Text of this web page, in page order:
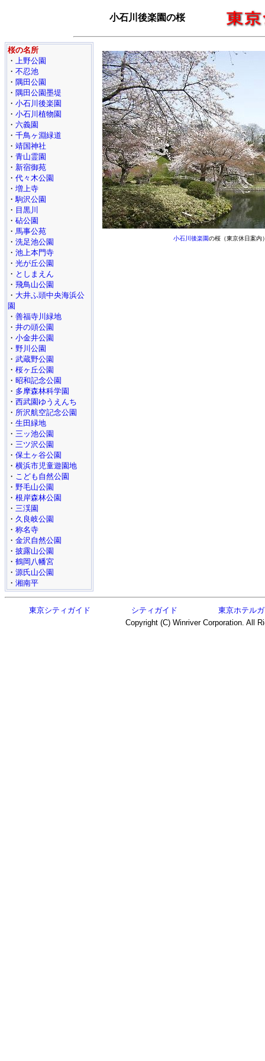
小石川後楽園の桜
桜の名所
・ 上野公園
・ 不忍池
・ 隅田公園
・ 隅田公園墨堤
・ 小石川後楽園
・ 小石川植物園
・ 六義園
・ 千鳥ヶ淵緑道
・ 靖国神社
・ 青山霊園
・ 新宿御苑
・ 代々木公園
・ 増上寺
・駒沢公園
・ 目黒川
・ 砧公園
・ 馬事公苑
・ 洗足池公園
・ 池上本門寺
・ 光が丘公園
・ としまえん
・ 飛鳥山公園
・ 大井ふ頭中央海浜公
園
・ 善福寺川緑地
・ 井の頭公園
・ 小金井公園
・ 野川公園
・ 武蔵野公園
・ 桜ヶ丘公園
・ 昭和記念公園
・ 多摩森林科学園
・ 西武園ゆうえんち
・ 所沢航空記念公園
・ 生田緑地
・ 三ッ池公園
・ 三ツ沢公園
・ 保土ヶ谷公園
・ 横浜市児童遊園地
・ こども自然公園
・ 野毛山公園
・ 根岸森林公園
・ 三渓園
・ 久良岐公園
・ 称名寺
・ 金沢自然公園
・ 披露山公園
・ 鶴岡八幡宮
・ 源氏山公園
・ 湘南平
小石川後楽園の桜（東京休日案内
東京シティガイド シティガイド
東京ホテル
Copyright (C) Winriver Corporation. All